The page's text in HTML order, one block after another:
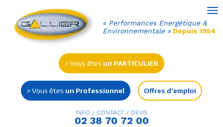
« Performances Energétique &
Environnementale » Depuis 1954
> Vous êtes un PARTICULIER
> Vous êtes un Professionnel Offres d'emploi
INFO / CONTACT / DEVIS
02 38 70 72 00